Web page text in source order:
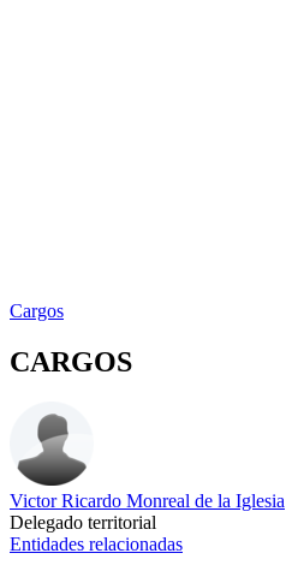
Cargos
CARGOS
Victor Ricardo Monreal de la Iglesia
Delegado territorial
Entidades relacionadas